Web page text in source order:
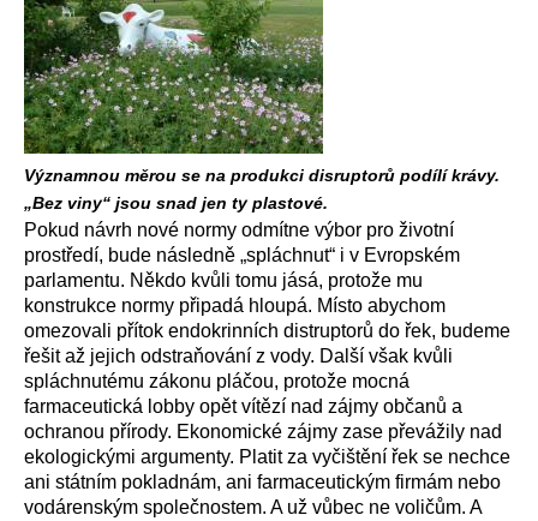
Významnou měrou se na produkci disruptorů podílí krávy.
„Bez viny“ jsou snad jen ty plastové.
Pokud návrh nové normy odmítne výbor pro životní
prostředí, bude následně „spláchnut“ i v Evropském
parlamentu. Někdo kvůli tomu jásá, protože mu
konstrukce normy připadá hloupá. Místo abychom
omezovali přítok endokrinních distruptorů do řek, budeme
řešit až jejich odstraňování z vody. Další však kvůli
spláchnutému zákonu pláčou, protože mocná
farmaceutická lobby opět vítězí nad zájmy občanů a
ochranou přírody. Ekonomické zájmy zase převážily nad
ekologickými argumenty. Platit za vyčištění řek se nechce
ani státním pokladnám, ani farmaceutickým firmám nebo
vodárenským společnostem. A už vůbec ne voličům. A